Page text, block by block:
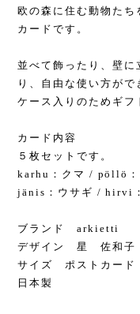
欧の森に住む動物たち
カードです。
並べて飾ったり、壁に
り、自由な使い方がで
ケース入りのためギフ
カード内容
５枚セットです。
karhu：クマ / pöllö
jänis：ウサギ / hirvi
ブランド arkietti
デザイン 星 佐和子
サイズ ポストカード
日本製